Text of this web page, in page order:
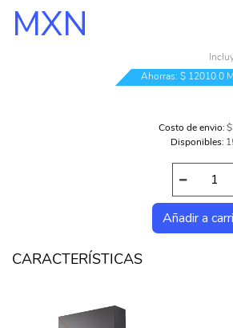
TODAS LAS
MXN
Ahorras: $ 12010.0
Costo de envio:
Disponibles:
CARACTERÍSTICAS